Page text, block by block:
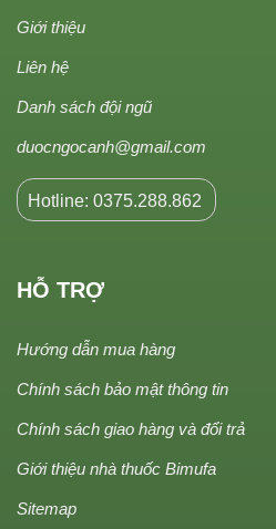
Giới thiệu
Liên hệ
Danh sách đội ngũ
duocngocanh@gmail.com
Hotline: 0375.288.862
HỖ TRỢ
Hướng dẫn mua hàng
Chính sách bảo mật thông tin
Chính sách giao hàng và đổi trả
Giới thiệu nhà thuốc Bimufa
Sitemap